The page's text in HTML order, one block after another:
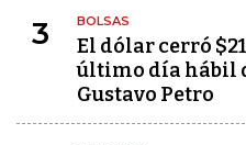
3 BOLSAS
El dólar cerró
último día hábil
Gustavo Petro